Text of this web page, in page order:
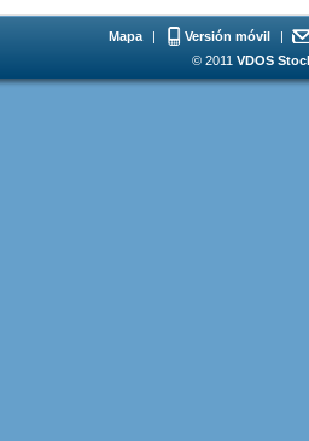
Mapa | Versión móvil
|
© 2011 VDOS